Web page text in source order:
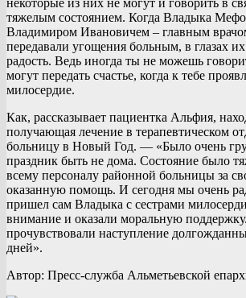
тяжелым состоянием. Когда Владыка
Владимиром Ивановичем – главным
передавали угощения больным, в глазах
радость. Ведь иногда ты не можешь
могут передать счастье, когда к тебе
милосердие.
Как, рассказывает пациентка Альфия,
получающая лечение в терапевтическом
больницу в Новый Год. — «Было очень
праздник быть не дома. Состояние было
всему персоналу районной больницы за
оказанную помощь. И сегодня мы очень
пришел сам Владыка с сестрами
внимание и оказали моральную
прочувствовали наступление
дней».
Автор: Пресс-служба Альметьевской